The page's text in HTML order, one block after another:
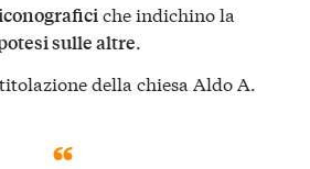
che indichino la
sulle altre.
della chiesa Aldo A.